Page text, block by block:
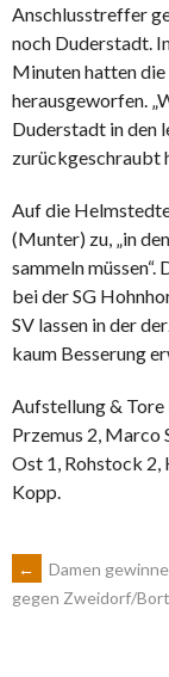
Anschlusstreffer
noch Duderstadt.
Minuten hatten
herausgeworfen.
Duderstadt in den
zurückgeschraubt
Auf die
(Munter) zu, „in
sammeln
bei der SG
SV lassen in der
kaum Besserung
Aufstellung & Tore
Przemus 2, Marco
Ost 1, Rohstock 2,
Kopp.
ARTIKEL-
←
Damen
gegen Zweidorf/